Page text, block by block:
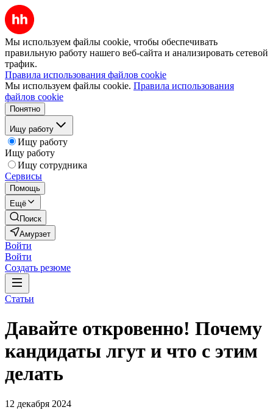
Мы используем файлы cookie, чтобы обеспечивать
правильную работу нашего веб-сайта и анализировать сетевой
трафик.
Правила использования файлов cookie
Мы используем файлы cookie. Правила использования
файлов cookie
Понятно
Ищу работу
Ищу работу
Ищу работу
Ищу сотрудника
Сервисы
Помощь
Ещё
Поиск
Амурзет
Войти
Войти
Создать резюме
Статьи
Давайте откровенно! Почему
кандидаты лгут и что с этим
делать
12 декабря 2024